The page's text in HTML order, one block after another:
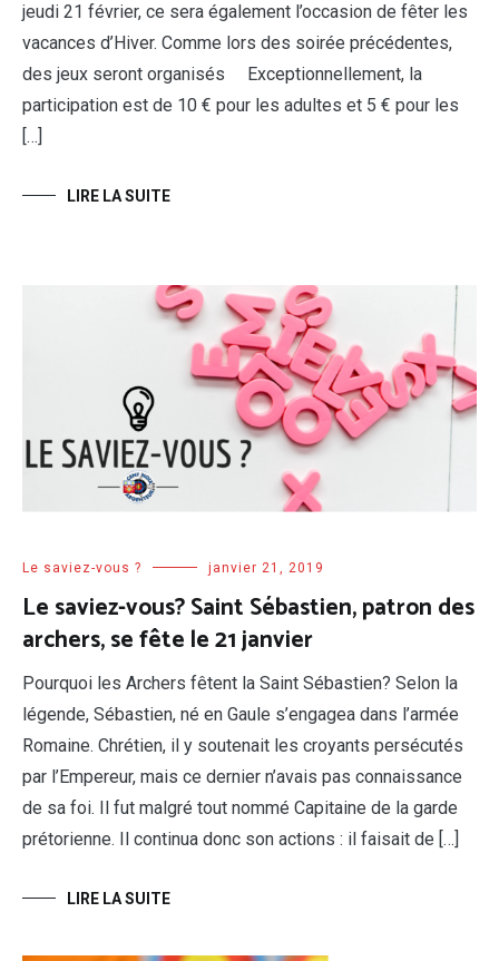
jeudi 21 février, ce sera également l’occasion de fêter les
vacances d’Hiver. Comme lors des soirée précédentes,
des jeux seront organisés Exceptionnellement, la
participation est de 10 € pour les adultes et 5 € pour les
[…]
LIRE LA SUITE
Le saviez-vous ? janvier 21, 2019
Le saviez-vous? Saint Sébastien, patron des
archers, se fête le 21 janvier
Pourquoi les Archers fêtent la Saint Sébastien? Selon la
légende, Sébastien, né en Gaule s’engagea dans l’armée
Romaine. Chrétien, il y soutenait les croyants persécutés
par l’Empereur, mais ce dernier n’avais pas connaissance
de sa foi. Il fut malgré tout nommé Capitaine de la garde
prétorienne. Il continua donc son actions : il faisait de […]
LIRE LA SUITE